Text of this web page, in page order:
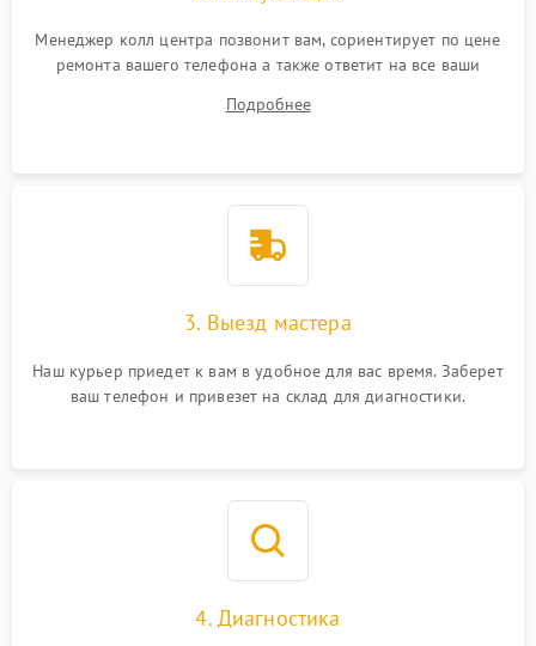
Менеджер колл центра позвонит вам, сориентирует по цене
ремонта вашего телефона а также ответит на все ваши
Подробнее
3. Выезд мастера
Наш курьер приедет к вам в удобное для вас время. Заберет
ваш телефон и привезет на склад для диагностики.
4. Диагностика